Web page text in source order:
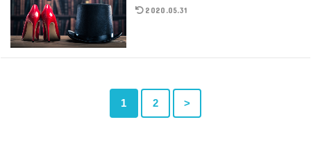
2020.05.31
1 2 >